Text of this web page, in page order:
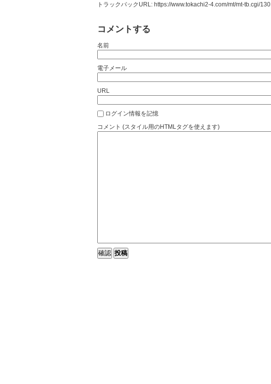
トラックバックURL: https://www.tokachi2-4.com/mt/mt-tb.cgi/130
コメントする
名前
電子メール
URL
ログイン情報を記憶
コメント (スタイル用のHTMLタグを使えます)